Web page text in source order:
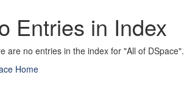
Entries in Index
are no entries in the index for "All of DSpace".
Home